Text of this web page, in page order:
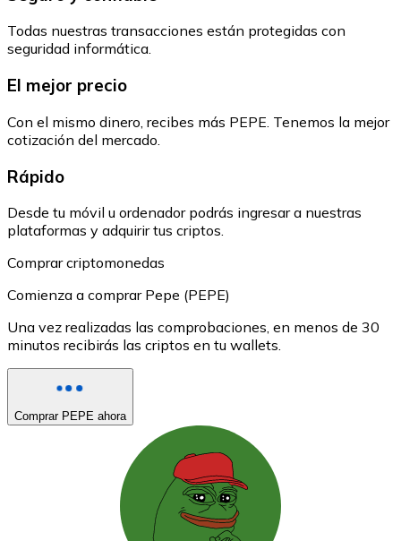
Todas nuestras transacciones están protegidas con
seguridad informática.
El mejor precio
Con el mismo dinero, recibes más PEPE. Tenemos la mejor
cotización del mercado.
Rápido
Desde tu móvil u ordenador podrás ingresar a nuestras
plataformas y adquirir tus criptos.
Comprar criptomonedas
Comienza a comprar Pepe (PEPE)
Una vez realizadas las comprobaciones, en menos de 30
minutos recibirás las criptos en tu wallets.
Comprar PEPE ahora